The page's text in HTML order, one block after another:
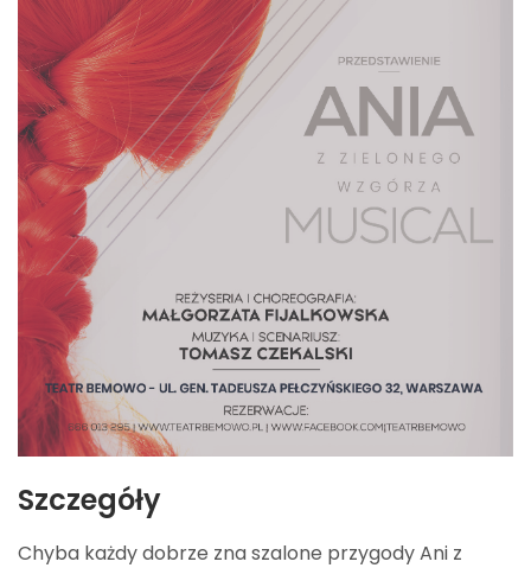
Szczegóły
Chyba każdy dobrze zna szalone przygody Ani z